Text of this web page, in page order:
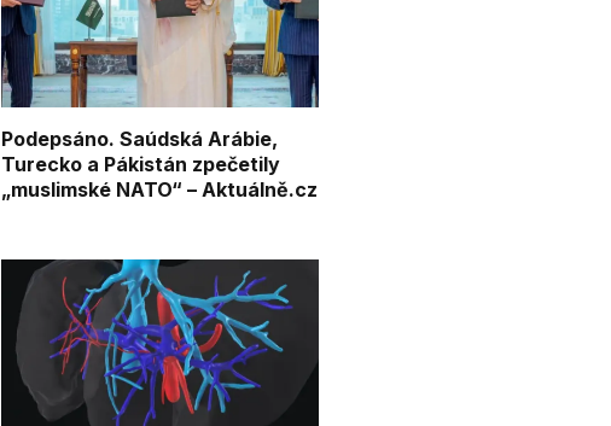
Podepsáno. Saúdská Arábie,
Turecko a Pákistán zpečetily
„muslimské NATO“ – Aktuálně.cz